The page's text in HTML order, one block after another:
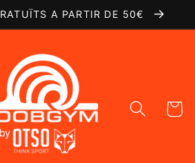
A PARTIR DE 50€
Carrito